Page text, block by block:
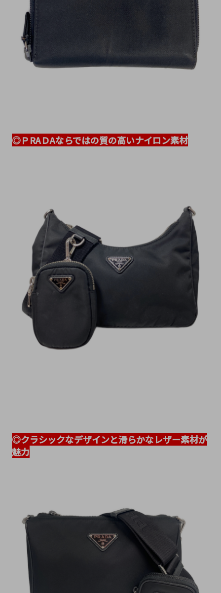
◎ＰRAＤAならではの質の高いナイロン素材
◎クラシックなデザインと滑らかなレザー素材が
魅力